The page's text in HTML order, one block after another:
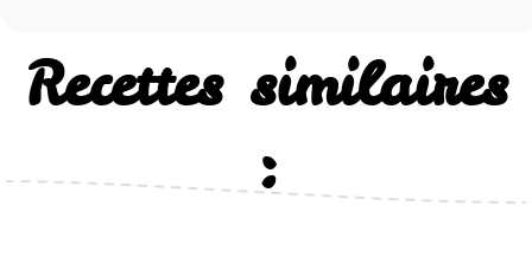
Recettes similaires
: